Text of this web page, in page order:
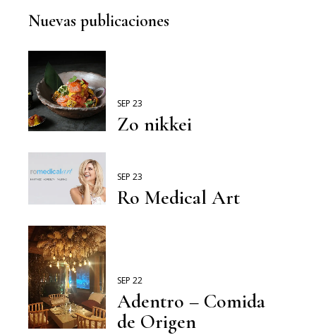
Nuevas publicaciones
SEP 23
Zo nikkei
SEP 23
Ro Medical Art
SEP 22
Adentro – Comida
de Origen